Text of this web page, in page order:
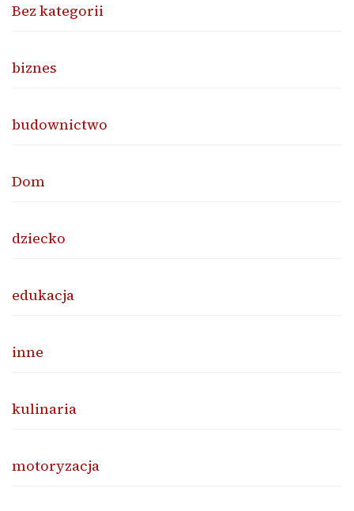
Bez kategorii
biznes
budownictwo
Dom
dziecko
edukacja
inne
kulinaria
motoryzacja